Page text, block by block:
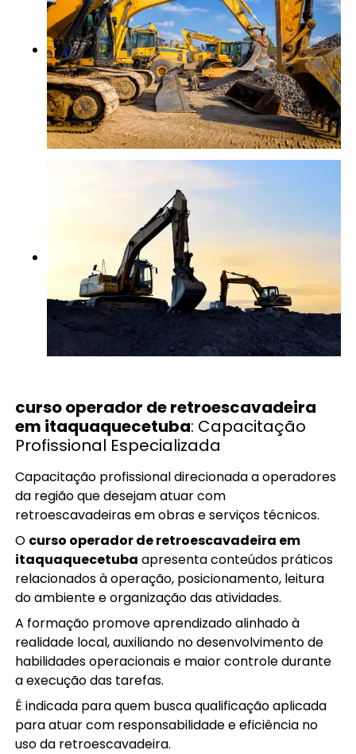
curso operador de retroescavadeira
em itaquaquecetuba: Capacitação
Profissional Especializada
Capacitação profissional direcionada a operadores
da região que desejam atuar com
retroescavadeiras em obras e serviços técnicos.
O curso operador de retroescavadeira em
itaquaquecetuba apresenta conteúdos práticos
relacionados à operação, posicionamento, leitura
do ambiente e organização das atividades.
A formação promove aprendizado alinhado à
realidade local, auxiliando no desenvolvimento de
habilidades operacionais e maior controle durante
a execução das tarefas.
É indicada para quem busca qualificação aplicada
para atuar com responsabilidade e eficiência no
uso da retroescavadeira.